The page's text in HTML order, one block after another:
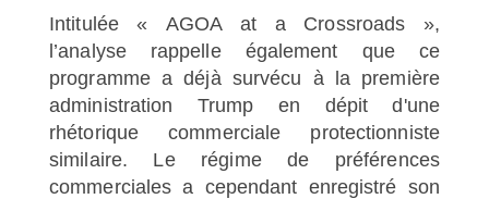
Intitulée « AGOA at a Crossroads »,
l’analyse rappelle également que ce
programme a déjà survécu à la première
administration Trump en dépit d'une
rhétorique commerciale protectionniste
similaire. Le régime de préférences
commerciales a cependant enregistré son